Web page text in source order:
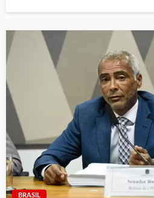
BRASIL